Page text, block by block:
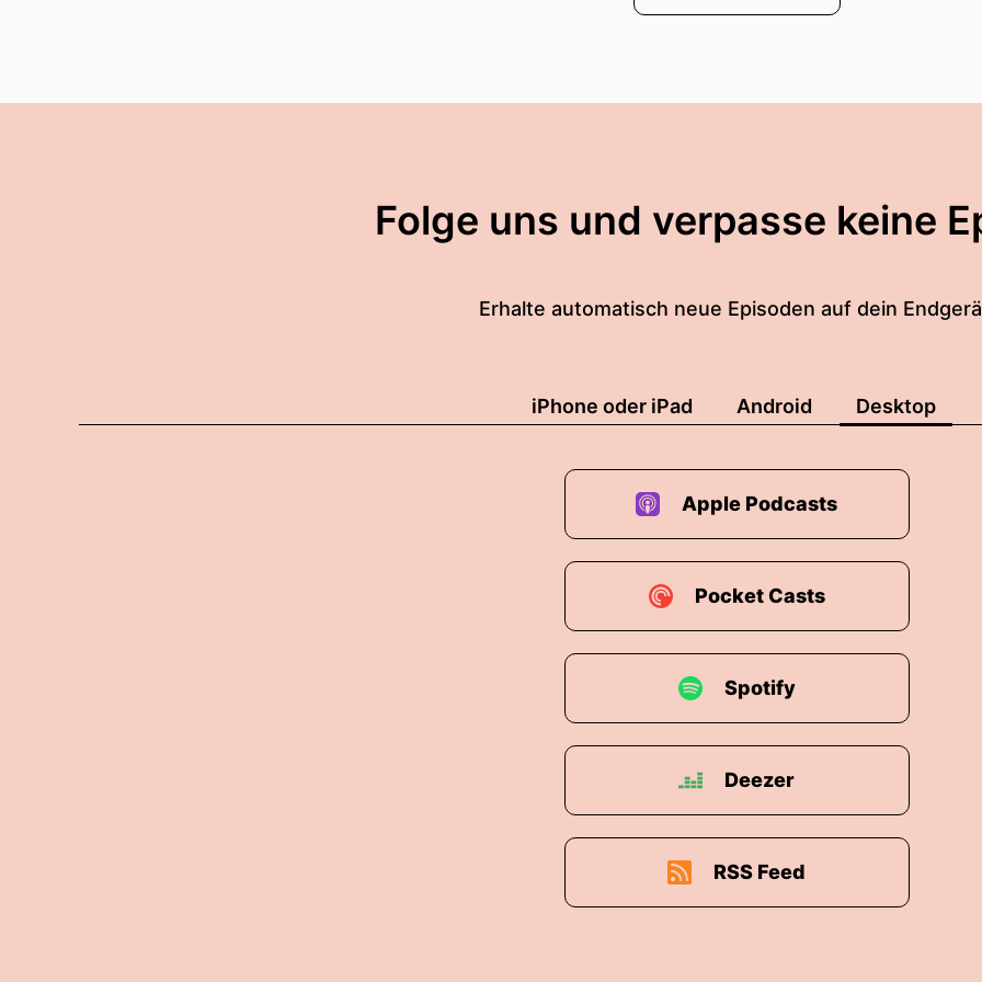
Folge uns und verpasse keine
Erhalte automatisch neue Episoden auf dein
iPhone oder iPad Android Desktop
Apple Podcasts
Pocket Casts
Spotify
Deezer
RSS Feed